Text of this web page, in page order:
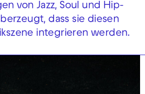
von Jazz, Soul und Hip-
dass sie diesen
integrieren werden.